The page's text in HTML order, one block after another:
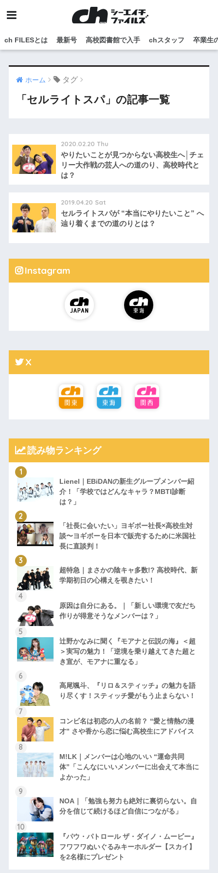
ch FILESとは 最新号 高校図書館で入手 chスタッフ 卒業生
ホーム タグ
「セルライトスパ」の記事一覧
2020.02.20 Thu
やりたいことが見つからない高校生へ│チェ
リー大作戦の芸人への道のり、高校時代と
は？
2019.04.20 Sat
セルライトスパが “本当にやりたいこと” へ
辿り着くまでの道のりとは？
Instagram
X
読み物ランキング
Lienel｜EBiDANの新生グループメンバー紹
介！「学校ではどんなキャラ？MBTI診断
は？」
「社長に会いたい」ヨギボー社長×高校生対
談〜ヨギボーを日本で販売するために米国社
長に直談判！
超特急｜まさかの陰キャ多数!? 高校時代、新
学期初日の心構えを覗きたい！
原因は自分にある。｜「新しい環境で友だち
作りが得意そうなメンバーは？」
辻野かなみに聞く『モアナと伝説の海』＜超
＞実写の魅力！「逆境を乗り越えてきた超と
き宣が、モアナに重なる」
高尾颯斗、『リロ＆スティッチ』の魅力を語
り尽くす！スティッチ愛がもう止まらない！
コンビ名は初恋の人の名前？ “愛と情熱の漫
才” さや香から恋に悩む高校生にアドバイス
M!LK｜メンバーは心地のいい “運命共同
体”「こんなにいいメンバーに出会えて本当に
よかった」
NOA｜「勉強も努力も絶対に裏切らない。自
分を信じて続けるほど自信につながる」
『パウ・パトロール ザ・ダイノ・ムービー』
フワフワぬいぐるみキーホルダー【スカイ】
を2名様にプレゼント